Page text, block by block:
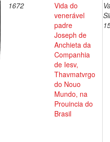
1672
Vida do
venerável
padre
Joseph de
Anchieta da
Companhia
de Iesv,
Thavmatvrgo
do Nouo
Mundo, na
Prouincia do
Brasil